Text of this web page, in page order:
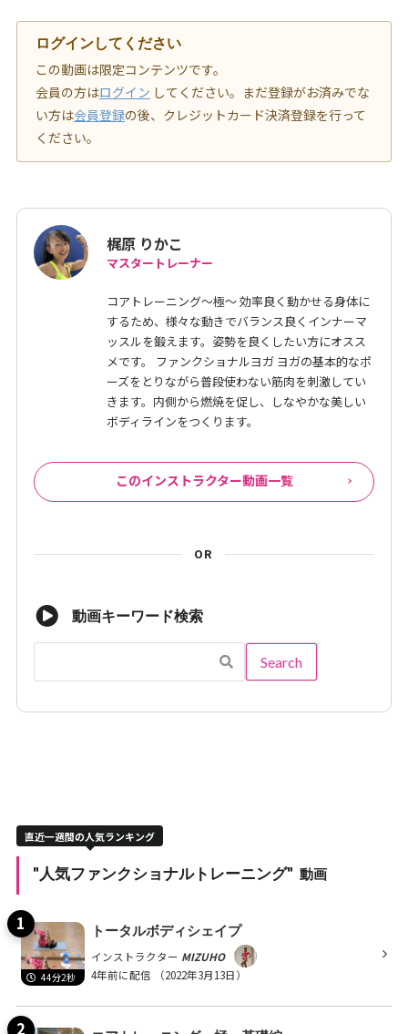
ログインしてください
この動画は限定コンテンツです。
会員の方はログイン してください。まだ登録がお済みでな
い方は会員登録の後、クレジットカード決済登録を行って
ください。
梶原 りかこ
マスタートレーナー
コアトレーニング～極～ 効率良く動かせる身体に
するため、様々な動きでバランス良くインナーマ
ッスルを鍛えます。姿勢を良くしたい方にオスス
メです。 ファンクショナルヨガ ヨガの基本的なポ
ーズをとりながら普段使わない筋肉を刺激してい
きます。内側から燃焼を促し、しなやかな美しい
ボディラインをつくります。
このインストラクター動画一覧
OR
動画キーワード検索
直近一週間の人気ランキング
"人気ファンクショナルトレーニング" 動画
44分2秒
トータルボディシェイプ
インストラクター MIZUHO
4年前に配信
（2022年3月13日）